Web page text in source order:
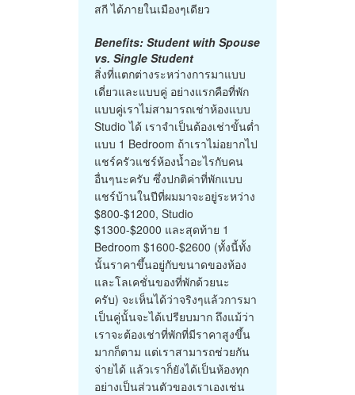
สกี ได้ภายในเมืองๆเดียว
Benefits: Student with Spouse
vs. Single Student
สิ่งที่แตกต่างระหว่างการมาแบบ
เดี่ยวและแบบคู่ อย่างแรกคือที่พัก
แบบคู่เราไม่สามารถเช่าห้องแบบ
Studio ได้ เราจำเป็นต้องเช่าขั้นต่ำ
แบบ 1 Bedroom ถ้าเราไม่อยากไป
แชร์ครัวแชร์ห้องน้ำอะไรกับคน
อื่นๆนะครับ ซึ่งปกติค่าที่พักแบบ
แชร์บ้านในปีที่ผมมาจะอยู่ระหว่าง
$800-$1200, Studio
$1300-$2000 และสุดท้าย 1
Bedroom $1600-$2600 (ทั้งนี้ทั้ง
นั้นราคาขึ้นอยู่กับขนาดของห้อง
และโลเคชั่นของที่พักด้วยนะ
ครับ) จะเห็นได้ว่าจริงๆแล้วการมา
เป็นคู่นั้นจะได้เปรียบมาก ถึงแม้ว่า
เราจะต้องเช่าที่พักที่มีราคาสูงขึ้น
มากก็ตาม แต่เราสามารถช่วยกัน
จ่ายได้ แล้วเราก็ยังได้เป็นห้องทุก
อย่างเป็นส่วนตัวของเราเองเช่น